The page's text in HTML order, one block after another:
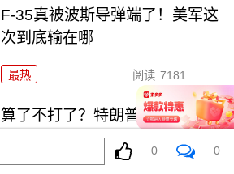
F-35真被波斯导弹端了！美军这
次到底输在哪
最热 阅读 7181
算了不打了？特朗普这脚刹车，
把全世界都晃吐了
0 0